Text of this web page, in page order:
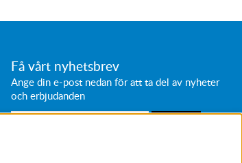
Få vårt nyhetsbrev
Ange din e-post nedan för att ta del av nyheter
och erbjudanden